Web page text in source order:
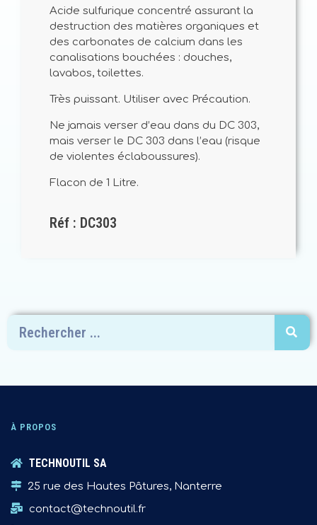
Acide sulfurique concentré assurant la
destruction des matières organiques et
des carbonates de calcium dans les
canalisations bouchées : douches,
lavabos, toilettes.
Très puissant. Utiliser avec Précaution.
Ne jamais verser d’eau dans du DC 303,
mais verser le DC 303 dans l’eau (risque
de violentes éclaboussures).
Flacon de 1 Litre.
Réf : DC303
À PROPOS
TECHNOUTIL SA
25 rue des Hautes Pâtures, Nanterre
contact@technoutil.fr